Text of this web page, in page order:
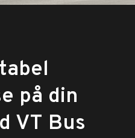
på din
VT Bus